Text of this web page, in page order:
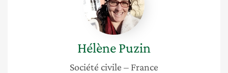
HélènePuzin
Société civile – France